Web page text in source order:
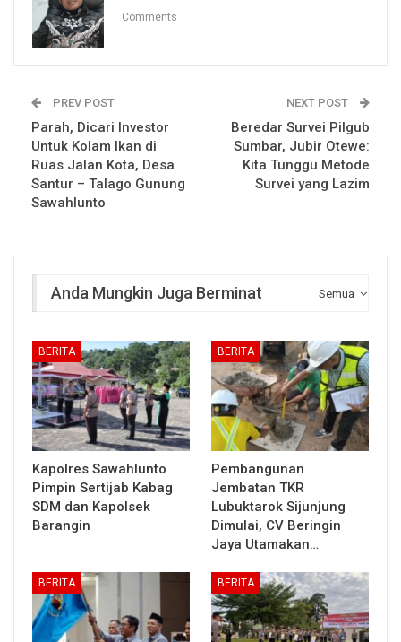
Comments
PREV POST
Parah, Dicari Investor
Untuk Kolam Ikan di
Ruas Jalan Kota, Desa
Santur – Talago Gunung
Sawahlunto
NEXT POST
Beredar Survei Pilgub
Sumbar, Jubir Otewe:
Kita Tunggu Metode
Survei yang Lazim
Semua
Anda Mungkin Juga Berminat
BERITA
Kapolres Sawahlunto
Pimpin Sertijab Kabag
SDM dan Kapolsek
Barangin
BERITA
Pembangunan
Jembatan TKR
Lubuktarok Sijunjung
Dimulai, CV Beringin
Jaya Utamakan…
BERITA BERITA